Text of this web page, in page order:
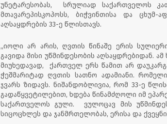
უნეტარესობას, სრულიად საქართველოს
მთავარეპისკოპოსს, ბიჭვინთისა და
აღსაყდრების 33-ე წლისთავს.
„იოლი არ არის, ღვთის წინაშე ერის
გავიდა მისი უწმინდესობის აღსაყდრებიდან.
მიუხედავად, ქართველ ერს წამით არ
ჭეშმარიტად ღვთის სათნო ადამიანი.
ჯვარს ზიდავს. ნიშანდობლივია, რომ 33-ე
გადაწყვეტილებით, ხდება წინამძღოლი იმ
საქართველოს გული. ვულოცავ მის
სიცოცხლეს და ჯანმრთელობას, ერისა და